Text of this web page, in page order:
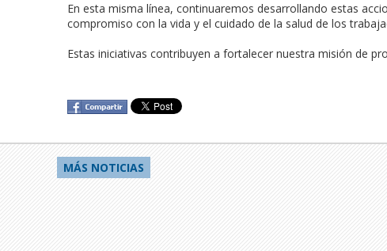
En esta misma línea, continuaremos desarrollando estas
compromiso con la vida y el cuidado de la salud de los
Estas iniciativas contribuyen a fortalecer nuestra misión de
MÁS NOTICIAS